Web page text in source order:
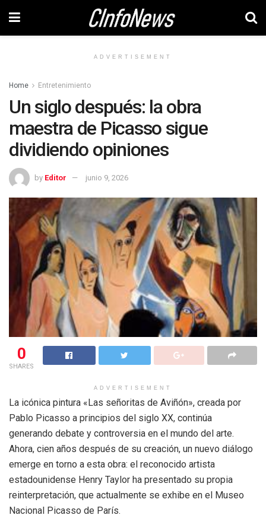
ADVERTISEMENT
Home Entretenimiento
Un siglo después: la obra
maestra de Picasso sigue
dividiendo opiniones
by Editor junio 9, 2026
0
SHARES
ADVERTISEMENT
La icónica pintura «Las señoritas de Aviñón», creada por
Pablo Picasso a principios del siglo XX, continúa
generando debate y controversia en el mundo del arte.
Ahora, cien años después de su creación, un nuevo diálogo
emerge en torno a esta obra: el reconocido artista
estadounidense Henry Taylor ha presentado su propia
reinterpretación, que actualmente se exhibe en el Museo
Nacional Picasso de París.